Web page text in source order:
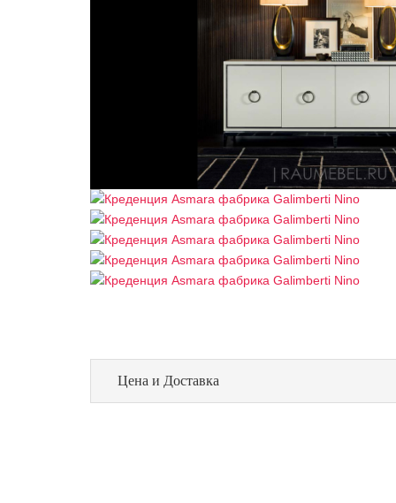
Цена и Доставка